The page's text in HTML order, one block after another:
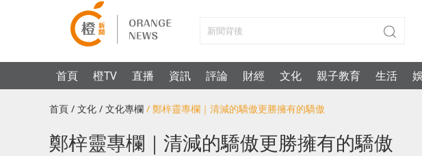
首頁 橙TV 直播 資訊 評論 財經 文化 親子教育 生活
首頁 / 文化 / 文化專欄 / 鄭梓靈專欄｜清減的驕傲更勝擁有的驕傲
鄭梓靈專欄｜清減的驕傲更勝擁有的驕傲